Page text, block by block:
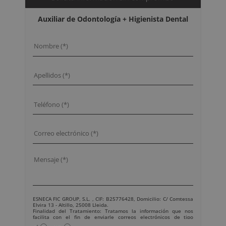
Auxiliar de Odontología + Higienista Dental
ESNECA FIC GROUP, S.L. , CIF: B25776428, Domicilio: C/ Comtessa
Elvira 13 - Altillo, 25008 Lleida.
Finalidad del Tratamiento: Tratamos la información que nos
facilita con el fin de enviarle correos electrónicos de tipo
comercial relacionado con los productos ofrecidos y otros tipo de